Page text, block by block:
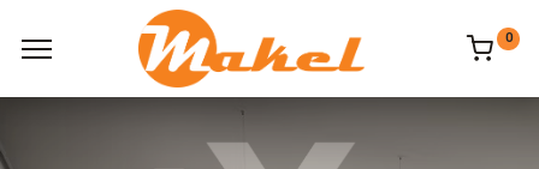
0